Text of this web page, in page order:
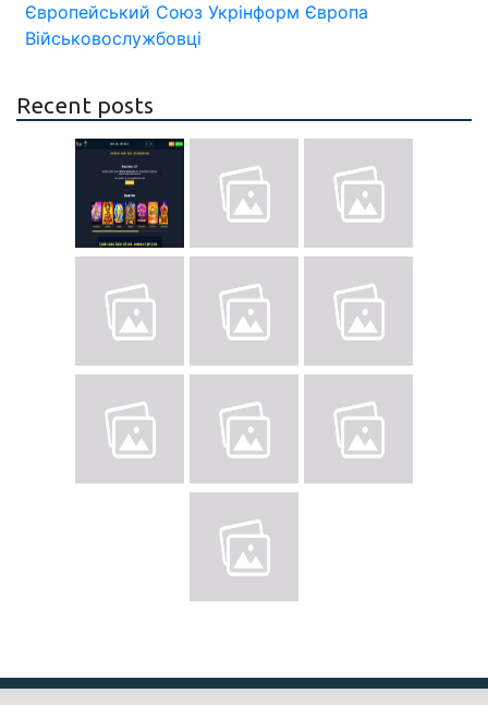
Європейський Союз Укрінформ Європа
Військовослужбовці
Recent posts